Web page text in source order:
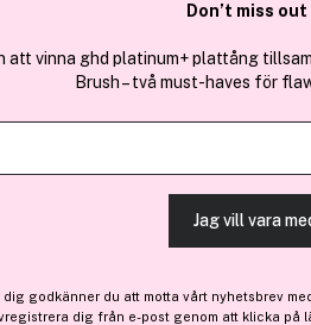
The
298
Don’t miss out
att vinna ghd platinum+ plattång
Brush – två must-haves för
Jag vill vara
godkänner du att motta vårt nyhetsbrev
dig från e-post genom att klicka på